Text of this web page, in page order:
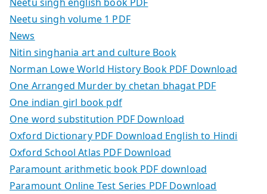
Neetu singh volume 1 PDF
News
Nitin singhania art and culture Book
Norman Lowe World History Book PDF Download
One Arranged Murder by chetan bhagat PDF
One indian girl book pdf
One word substitution PDF Download
Oxford Dictionary PDF Download English to Hindi
Oxford School Atlas PDF Download
Paramount arithmetic book PDF download
Paramount Online Test Series PDF Download